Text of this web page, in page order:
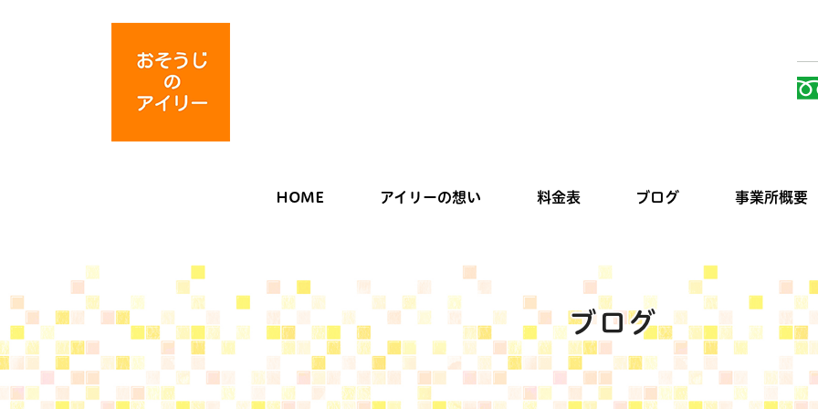
HOME アイリーの想い 料金表 ブログ 事業所概要
ブログ